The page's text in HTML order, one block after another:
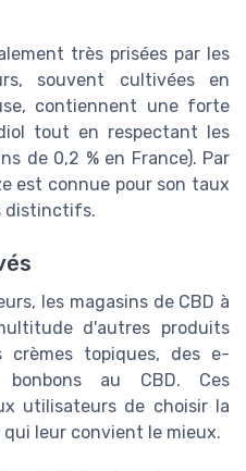
très prisées par les
souvent cultivées en
contiennent une forte
tout en respectant les
de 0,2 % en France). Par
est connue pour son taux
distinctifs.
les magasins de CBD à
d'autres produits
topiques, des e-
au CBD. Ces
utilisateurs de choisir la
leur convient le mieux.